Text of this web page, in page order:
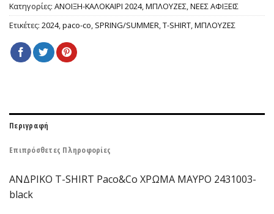
Κατηγορίες: ΑΝΟΙΞΗ-ΚΑΛΟΚΑΙΡΙ 2024,ΜΠΛΟΥΖΕΣ,ΝΕΕΣ ΑΦΙΞΕΙΣ
Ετικέτες: 2024,paco-co, SPRING/SUMMER,T-SHIRT,ΜΠΛΟΥΖΕΣ
Περιγραφή
Επιπρόσθετες Πληροφορίες
ΑΝΔΡΙΚΟ T-SHIRT Paco&Co ΧΡΩΜΑ ΜΑΥΡΟ 2431003-
black